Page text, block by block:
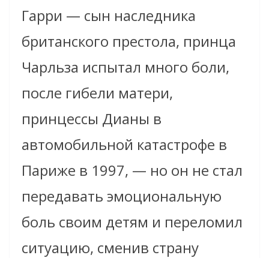
Гарри — сын наследника
британского престола, принца
Чарльза испытал много боли,
после гибели матери,
принцессы Дианы в
автомобильной катастрофе в
Париже в 1997, — но он не стал
передавать эмоциональную
боль своим детям и переломил
ситуацию, сменив страну